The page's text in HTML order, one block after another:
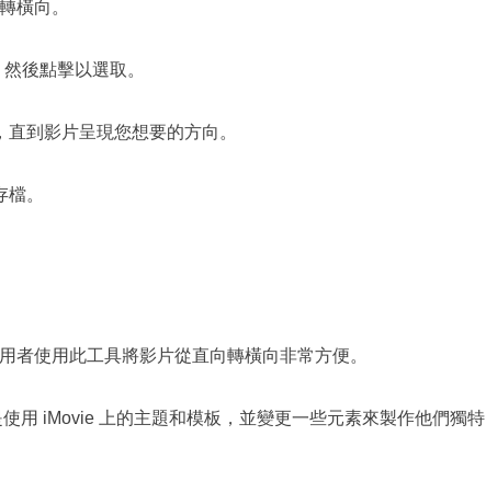
橫向。
後點擊以選取。
到影片呈現您想要的方向。
。
者使用此工具將影片從直向轉橫向非常方便。
用 iMovie 上的主題和模板，並變更一些元素來製作他們獨